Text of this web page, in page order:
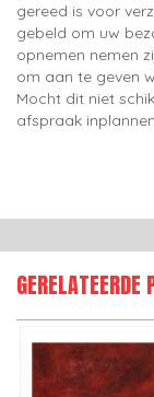
gereed is voor
gebeld om uw
opnemen nemen
om aan te geven
Mocht dit niet
afspraak
GERELATEERDE